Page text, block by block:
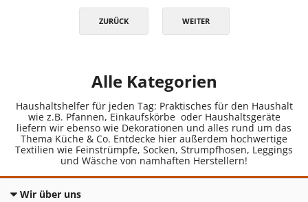
ZURÜCK WEITER
Alle Kategorien
Haushaltshelfer für jeden Tag: Praktisches für den Haushalt
wie z.B. Pfannen, Einkaufskörbe oder Haushaltsgeräte
liefern wir ebenso wie Dekorationen und alles rund um das
Thema Küche & Co. Entdecke hier außerdem hochwertige
Textilien wie Feinstrümpfe, Socken, Strumpfhosen, Leggings
und Wäsche von namhaften Herstellern!
Wir über uns